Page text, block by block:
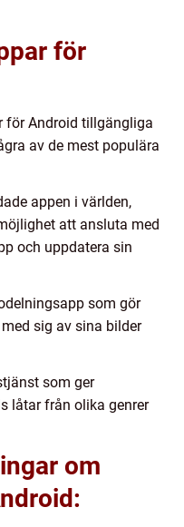
för
för Android tillgängliga
av de mest populära
appen i världen,
att ansluta med
och uppdatera sin
som gör
sig av sina bilder
som ger
låtar från olika genrer
om